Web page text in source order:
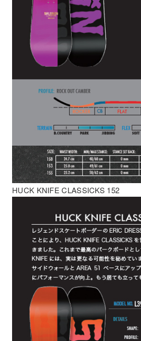
HUCK KNIFE CLASSICKS 152